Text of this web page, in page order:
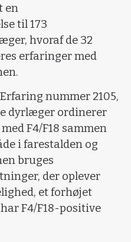
en
til 173
hvoraf de 32
erfaringer med
nummer 2105,
dyrlæger ordinerer
F4/F18 sammen
i farestalden og
bruges
der oplever
et forhøjet
F4/F18-positive